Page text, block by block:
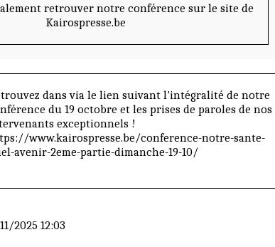
retrouver notre conférence sur le site de
Kairospresse.be
dans via le lien suivant l'intégralité de notre
du 19 octobre et les prises de paroles de nos
exceptionnels !
www.kairospresse.be/conference-notre-sante-
avenir-2eme-partie-dimanche-19-10/
2025 12:03